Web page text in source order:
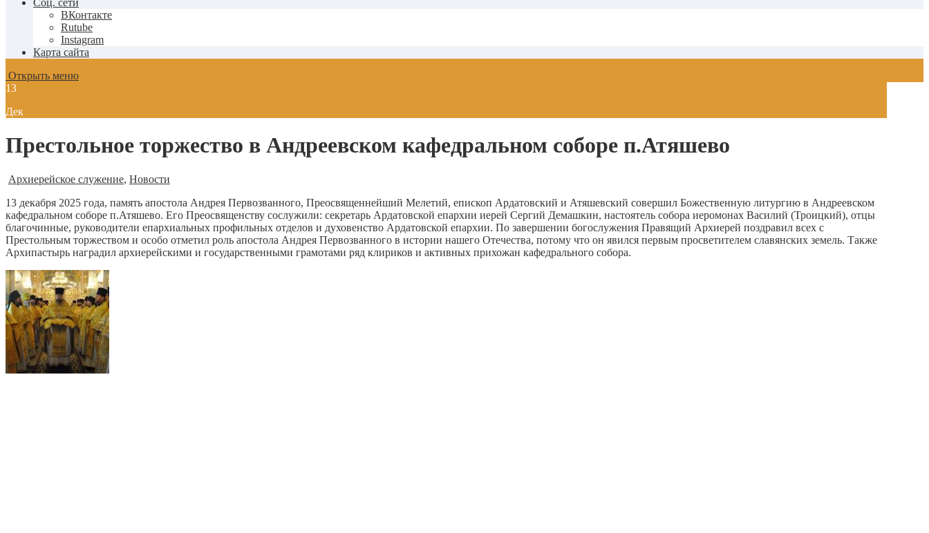
Соц. сети
ВКонтакте
Rutube
Instagram
Карта сайта
Открыть меню
13
Дек
Престольное торжество в Андреевском кафедральном соборе п.Атяшево
Архиерейское служение, Новости
13 декабря 2025 года, память апостола Андрея Первозванного, Преосвященнейший Мелетий, епископ Ардатовский и Атяшевский совершил Божественную литургию в Андреевском
кафедральном соборе п.Атяшево. Его Преосвященству сослужили: секретарь Ардатовской епархии иерей Сергий Демашкин, настоятель собора иеромонах Василий (Троицкий), отцы
благочинные, руководители епархиальных профильных отделов и духовенство Ардатовской епархии. По завершении богослужения Правящий Архиерей поздравил всех с
Престольным торжеством и особо отметил роль апостола Андрея Первозванного в истории нашего Отечества, потому что он явился первым просветителем славянских земель. Также
Архипастырь наградил архиерейскими и государственными грамотами ряд клириков и активных прихожан кафедрального собора.